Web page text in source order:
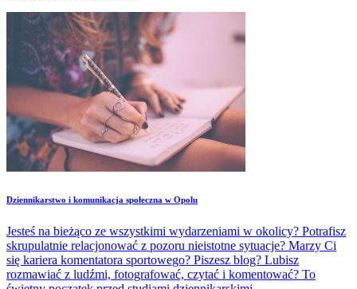
Dziennikarstwo i komunikacja społeczna w Opolu
Jesteś na bieżąco ze wszystkimi wydarzeniami w okolicy? Potrafisz
skrupulatnie relacjonować z pozoru nieistotne sytuacje? Marzy Ci
się kariera komentatora sportowego? Piszesz blog? Lubisz
rozmawiać z ludźmi, fotografować, czytać i komentować? To